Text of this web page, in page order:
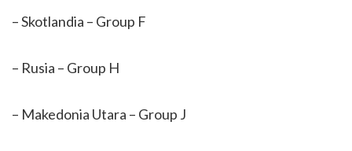
– Skotlandia – Group F
– Rusia – Group H
– Makedonia Utara – Group J